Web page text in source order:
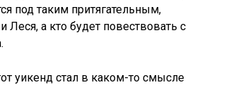
под таким притягательным,
а кто будет повествовать с
уикенд стал в каком-то смысле